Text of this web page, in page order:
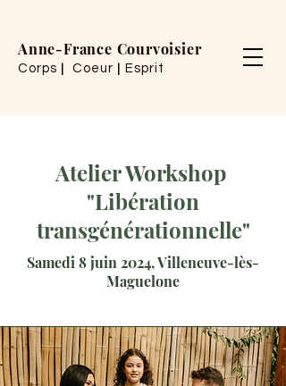
Anne-France Courvoisier
Corps Coeur Esprit
Atelier Workshop
"Libération
transgénérationnelle"
Samedi 8 juin 2024, Villeneuve-lès-
Maguelone